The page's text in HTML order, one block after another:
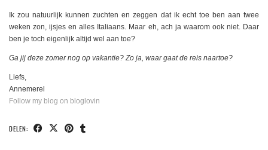
Ik zou natuurlijk kunnen zuchten en zeggen dat ik echt toe ben aan twee
weken zon, ijsjes en alles Italiaans. Maar eh, ach ja waarom ook niet. Daar
ben je toch eigenlijk altijd wel aan toe?
Ga jij deze zomer nog op vakantie? Zo ja, waar gaat de reis naartoe?
Liefs,
Annemerel
Follow my blog on bloglovin
DELEN: